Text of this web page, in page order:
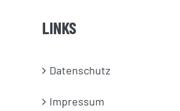
LINKS
Datenschutz
Impressum